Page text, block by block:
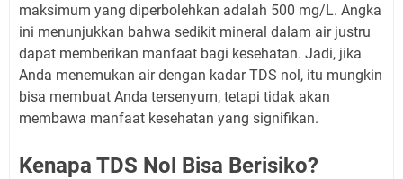
maksimum yang diperbolehkan adalah 500 mg/L. Angka
ini menunjukkan bahwa sedikit mineral dalam air justru
dapat memberikan manfaat bagi kesehatan. Jadi, jika
Anda menemukan air dengan kadar TDS nol, itu mungkin
bisa membuat Anda tersenyum, tetapi tidak akan
membawa manfaat kesehatan yang signifikan.
Kenapa TDS Nol Bisa Berisiko?